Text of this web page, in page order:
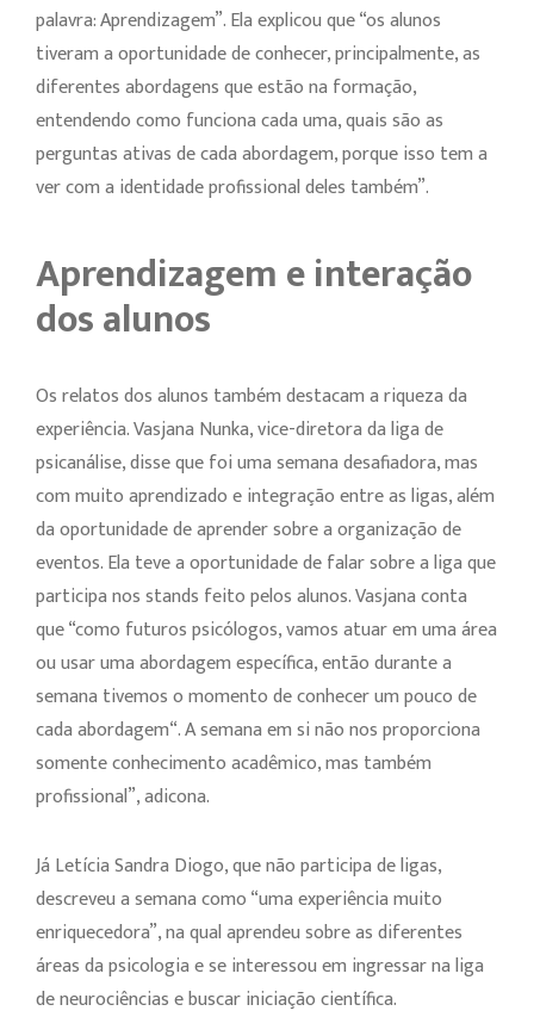
palavra: Aprendizagem”. Ela explicou que “os alunos
tiveram a oportunidade de conhecer, principalmente, as
diferentes abordagens que estão na formação,
entendendo como funciona cada uma, quais são as
perguntas ativas de cada abordagem, porque isso tem a
ver com a identidade profissional deles também”.
Aprendizagem e interação
dos alunos
Os relatos dos alunos também destacam a riqueza da
experiência. Vasjana Nunka, vice-diretora da liga de
psicanálise, disse que foi uma semana desafiadora, mas
com muito aprendizado e integração entre as ligas, além
da oportunidade de aprender sobre a organização de
eventos. Ela teve a oportunidade de falar sobre a liga que
participa nos stands feito pelos alunos. Vasjana conta
que “como futuros psicólogos, vamos atuar em uma área
ou usar uma abordagem específica, então durante a
semana tivemos o momento de conhecer um pouco de
cada abordagem“. A semana em si não nos proporciona
somente conhecimento acadêmico, mas também
profissional”, adicona.
Já Letícia Sandra Diogo, que não participa de ligas,
descreveu a semana como “uma experiência muito
enriquecedora”, na qual aprendeu sobre as diferentes
áreas da psicologia e se interessou em ingressar na liga
de neurociências e buscar iniciação científica.